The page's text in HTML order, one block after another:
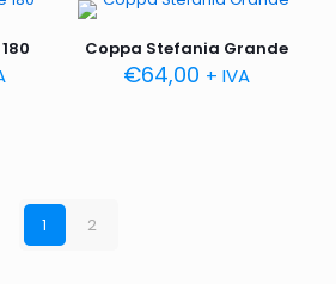
Coppa Stefania Grande
€64,00 + IVA
1 2